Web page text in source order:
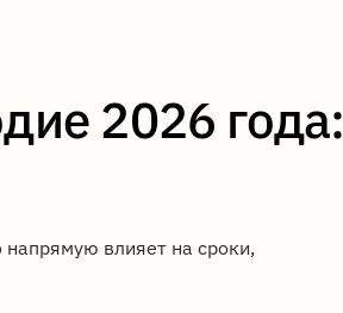
2026 года:
влияет на сроки,